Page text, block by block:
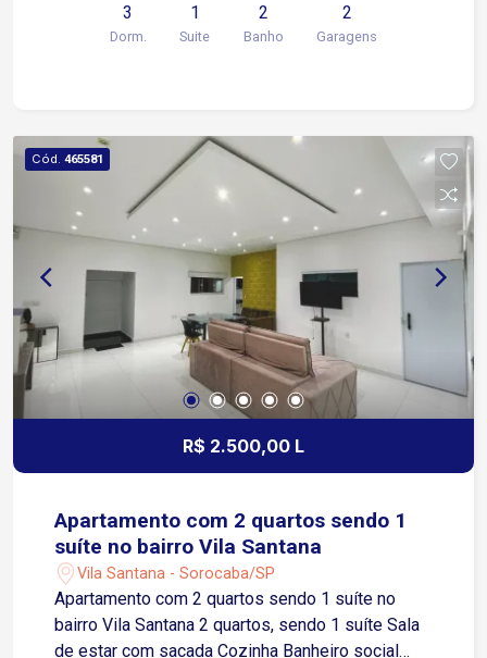
3
Dorm.
1
Suite
2
Banho
2
Garagens
Cód. 465581
R$ 2.500,00 L
Apartamento com 2 quartos sendo 1
suíte no bairro Vila Santana
Vila Santana - Sorocaba/SP
Apartamento com 2 quartos sendo 1 suíte no
bairro Vila Santana 2 quartos, sendo 1 suíte Sala
de estar com sacada Cozinha Banheiro social